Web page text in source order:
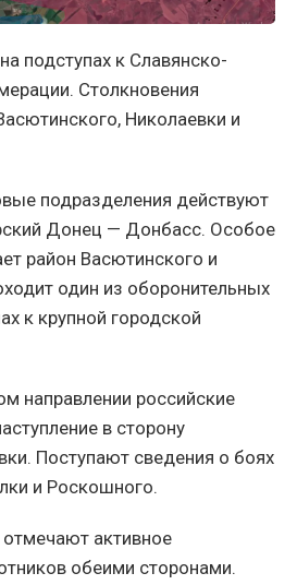
подступах к Славянско-
Столкновения
Николаевки и
подразделения действуют
Донец — Донбасс. Особое
район Васютинского и
один из оборонительных
к крупной городской
направлении российские
в сторону
Поступают сведения о боях
и Роскошного.
активное
обеими сторонами.